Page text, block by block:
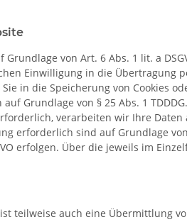
von Art. 6 Abs. 1 lit. a
Einwilligung in die Übertragung
in die Speicherung von Cookies
Grundlage von § 25 Abs. 1
verarbeiten wir Ihre Daten
erforderlich sind auf Grundlage von
erfolgen. Über die jeweils im
teilweise auch eine Übermittlung